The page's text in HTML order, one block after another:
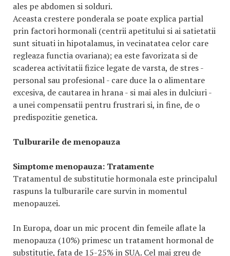
ales pe abdomen si solduri.
Aceasta crestere ponderala se poate explica partial
prin factori hormonali (centrii apetitului si ai satietatii
sunt situati in hipotalamus, in vecinatatea celor care
regleaza functia ovariana); ea este favorizata si de
scaderea activitatii fizice legate de varsta, de stres -
personal sau profesional - care duce la o alimentare
excesiva, de cautarea in hrana - si mai ales in dulciuri -
a unei compensatii pentru frustrari si, in fine, de o
predispozitie genetica.
Tulburarile de menopauza
Simptome menopauza: Tratamente
Tratamentul de substitutie hormonala este principalul
raspuns la tulburarile care survin in momentul
menopauzei.
In Europa, doar un mic procent din femeile aflate la
menopauza (10%) primesc un tratament hormonal de
substitutie, fata de 15-25% in SUA. Cel mai greu de